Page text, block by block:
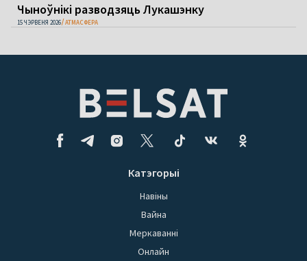
Чыноўнікі разводзяць Лукашэнку
15 ЧЭРВЕНЯ 2026 АТМАСФЕРА
Катэгорыі
Навіны
Вайна
Меркаванні
Онлайн